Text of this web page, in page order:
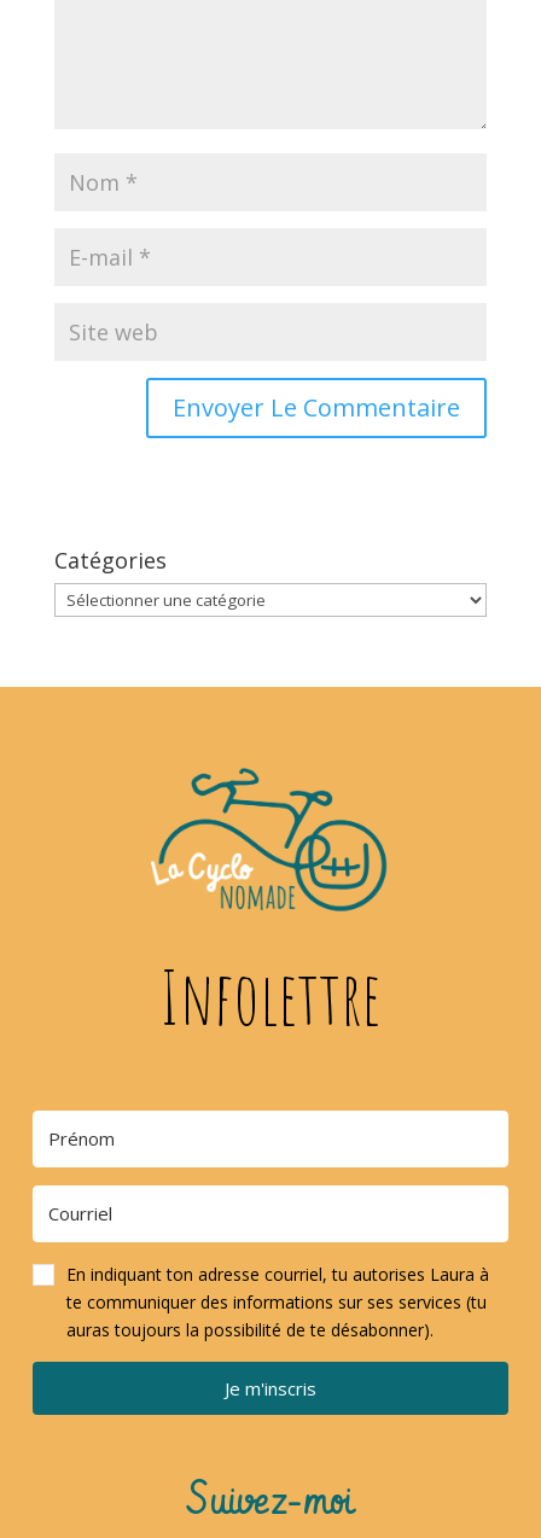
Catégories
Catégories
Infolettre
En indiquant ton adresse courriel, tu autorises Laura à
te communiquer des informations sur ses services (tu
auras toujours la possibilité de te désabonner).
Je m'inscris
Suivez-moi